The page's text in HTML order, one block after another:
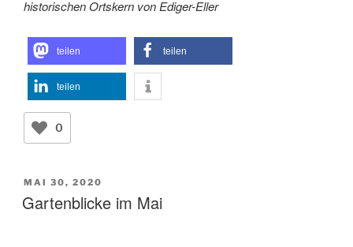
historischen Ortskern von Ediger-Eller
teilen teilen
teilen
0
VERÖFFENTLICHT
AM
MAI 30, 2020
Gartenblicke im Mai